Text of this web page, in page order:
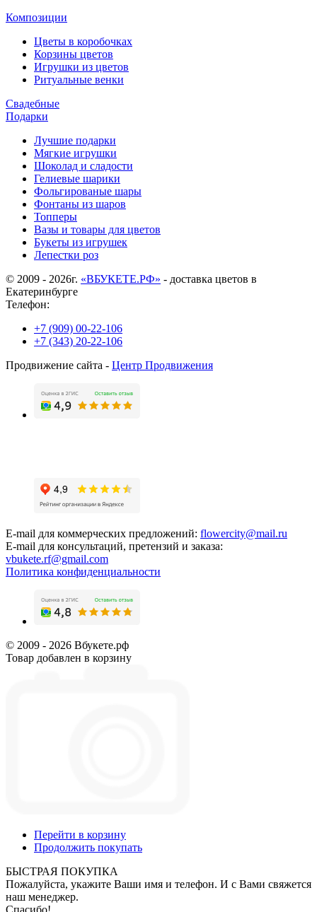
Композиции
Цветы в коробочках
Корзины цветов
Игрушки из цветов
Ритуальные венки
Свадебные
Подарки
Лучшие подарки
Мягкие игрушки
Шоколад и сладости
Гелиевые шарики
Фольгированые шары
Фонтаны из шаров
Топперы
Вазы и товары для цветов
Букеты из игрушек
Лепестки роз
© 2009 - 2026г. «ВБУКЕТЕ.РФ» - доставка цветов в
Екатеринбурге
Телефон:
+7 (909) 00-22-106
+7 (343) 20-22-106
Продвижение сайта - Центр Продвижения
E-mail для коммерческих предложений: flowercity@mail.ru
E-mail для консультаций, претензий и заказа:
vbukete.rf@gmail.com
Политика конфиденциальности
© 2009 - 2026 Вбукете.рф
Товар добавлен в корзину
Перейти в корзину
Продолжить покупать
БЫСТРАЯ ПОКУПКА
Пожалуйста, укажите Ваши имя и телефон. И с Вами свяжется
наш менеджер.
Спасибо!